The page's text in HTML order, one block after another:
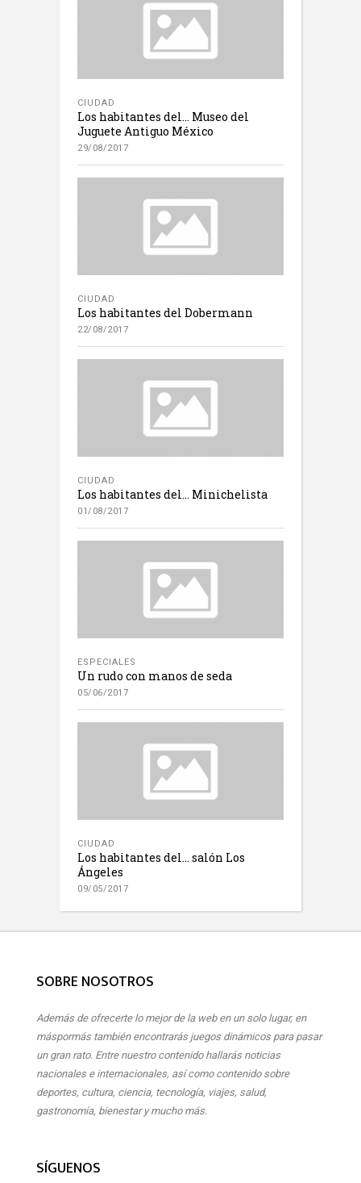
CIUDAD
Los habitantes del… Museo del
Juguete Antiguo México
29/08/2017
CIUDAD
Los habitantes del Dobermann
22/08/2017
CIUDAD
Los habitantes del… Minichelista
01/08/2017
ESPECIALES
Un rudo con manos de seda
05/06/2017
CIUDAD
Los habitantes del… salón Los
Ángeles
09/05/2017
SOBRE NOSOTROS
Además de ofrecerte lo mejor de la web en un solo lugar, en
máspormás también encontrarás juegos dinámicos para pasar
un gran rato. Entre nuestro contenido hallarás noticias
nacionales e internacionales, así como contenido sobre
deportes, cultura, ciencia, tecnología, viajes, salud,
gastronomía, bienestar y mucho más.
SÍGUENOS